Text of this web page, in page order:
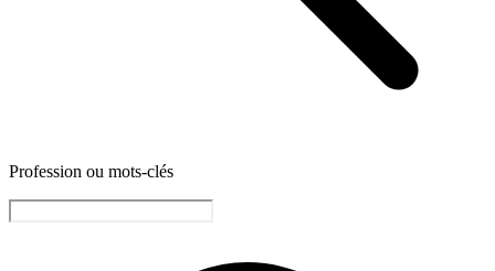
Profession ou mots-clés